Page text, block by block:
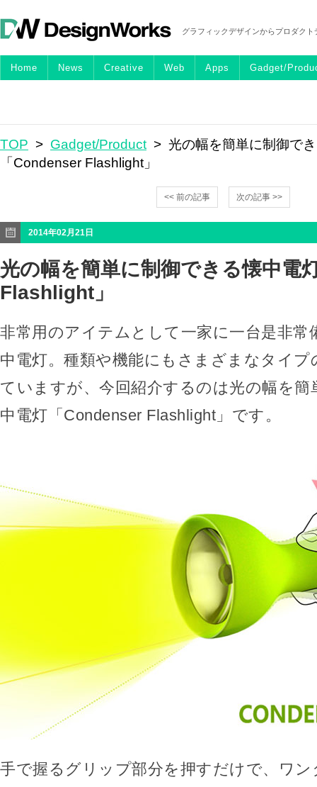
グラフィックデザインからプロダク
Home News Creative Web Apps Gadget/
TOP > Gadget/Product > 光の幅を簡単に制御で
「Condenser Flashlight」
<< 前の記事 次の記事 >>
2014年02月21日
光の幅を簡単に制御できる懐中電
Flashlight」
非常用のアイテムとして一家に一台是非常
中電灯。種類や機能にもさまざまなタイ
ていますが、今回紹介するのは光の幅を簡
中電灯「Condenser Flashlight」です。
手で握るグリップ部分を押すだけで、ワ